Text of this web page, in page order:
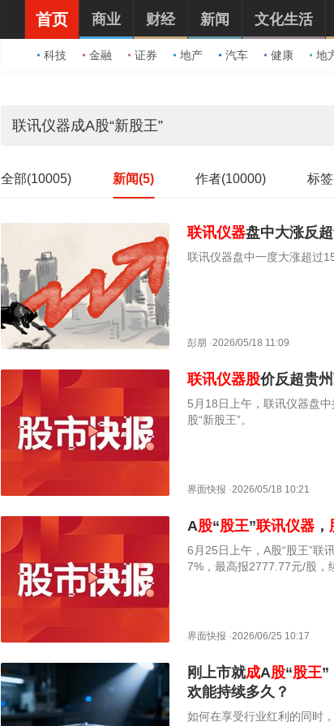
首页
科技 金融 证券 地产 汽车 健康 地
商业 财经 新闻 文化生活
全部(10005) 新闻(5) 作者(10000) 标
联讯仪器盘中大涨反
联讯仪器盘中一度大涨超过
彭朋 ·2026/05/18 11:09
联讯仪器股价反超贵州
5月18日上午，联讯仪器盘
股“新股王”。
界面快报 ·2026/05/18 10:21
A股“股王”联讯仪器 ，
6月25日上午，A股“股王”联
7%，最高报2777.77元/股，
界面快报 ·2026/06/25 10:17
刚上市就成A股“股王”
欢能持续多久？
如何在享受行业红利的同时